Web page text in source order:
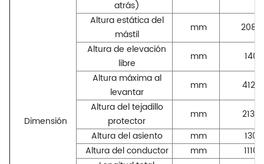
Dimensión
atrás)
Altura estática del
mástil
mm
2080
Altura de elevación
libre
mm
140
Altura máxima al
levantar
mm
4129
Altura del tejadillo
protector
mm
2130
Altura del asiento
mm
130
Altura del conductor
mm
1110